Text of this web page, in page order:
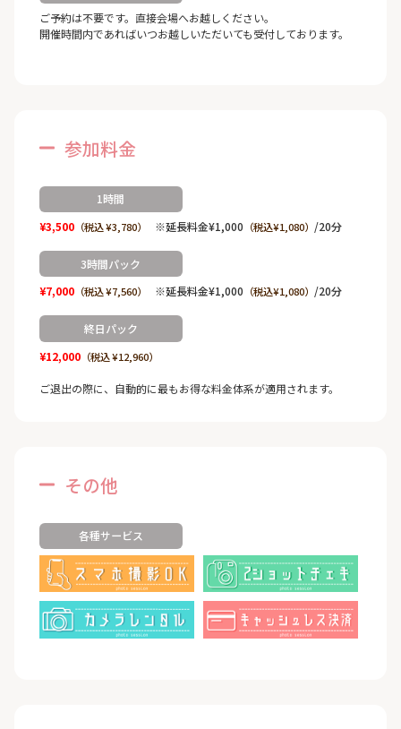
ご予約は不要です。直接会場へお越しください。
開催時間内であればいつお越しいただいても受付しております。
参加料金
1時間
¥3,500（税込 ¥3,780） ※延長料金¥1,000 （税込¥1,080） /20分
3時間パック
¥7,000（税込 ¥7,560） ※延長料金¥1,000 （税込¥1,080） /20分
終日パック
¥12,000（税込 ¥12,960）
ご退出の際に、自動的に最もお得な料金体系が適用されます。
その他
各種サービス